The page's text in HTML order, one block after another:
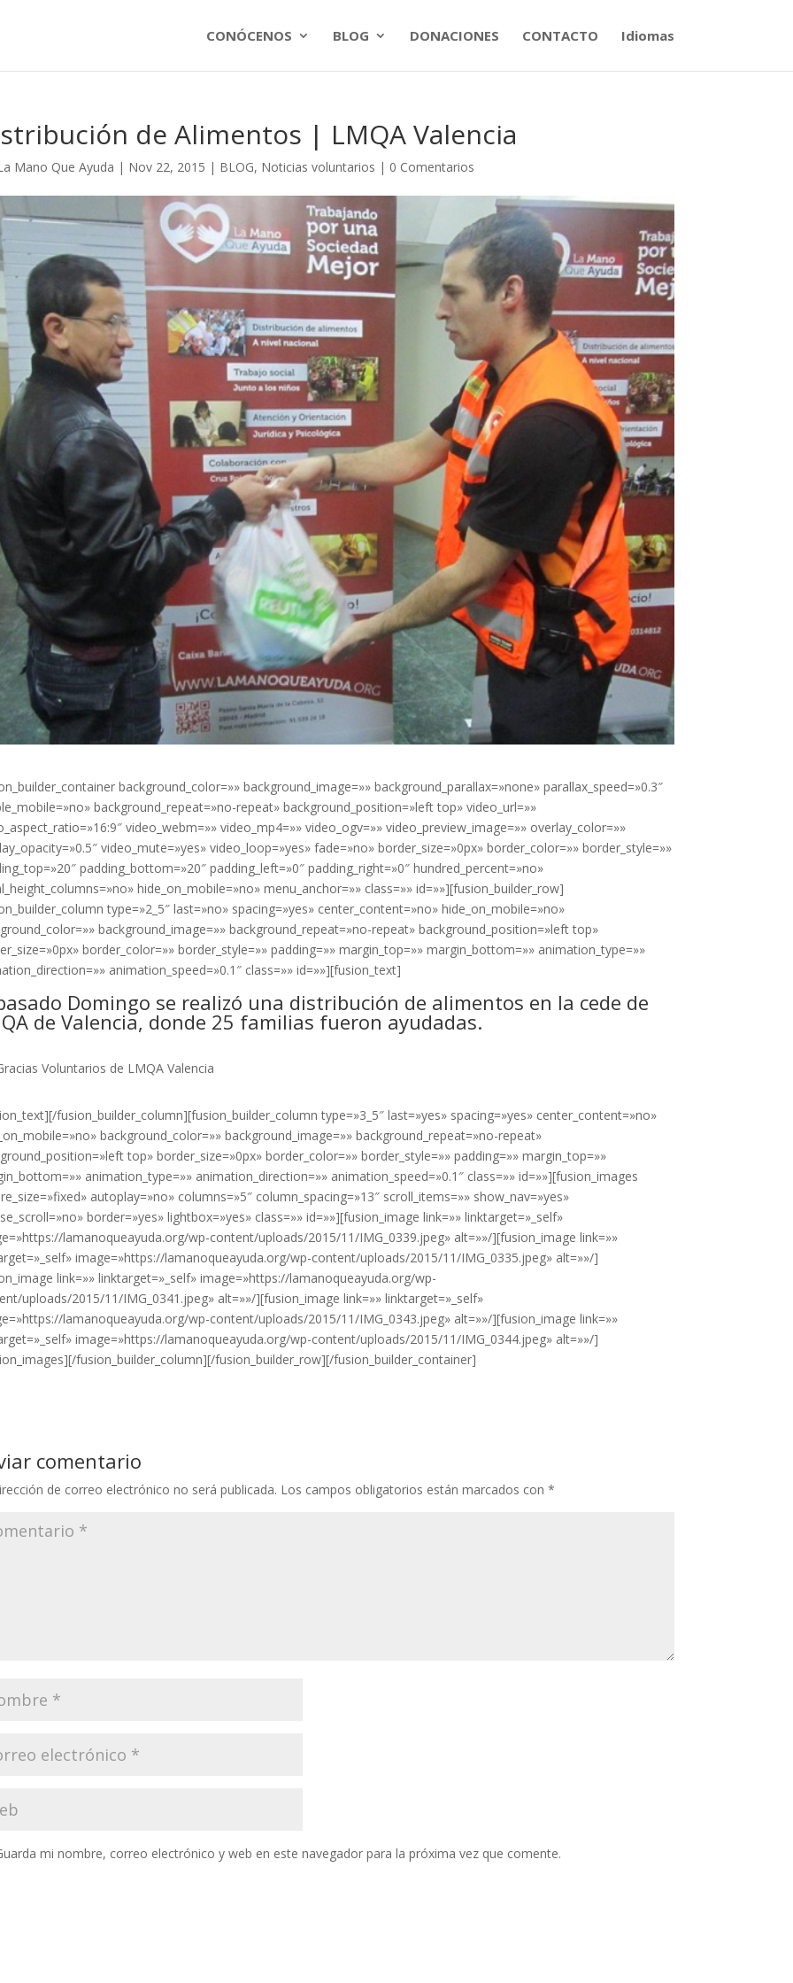
CONÓCENOS BLOG DONACIONES CONTACTO Idiomas
de Alimentos | LMQA Valencia
Mano Que Ayuda | Nov 22, 2015 | BLOG, Noticias voluntarios | 0 Comentarios
background_color=»» background_image=»» background_parallax=»none» parallax_speed=»0.3″
background_repeat=»no-repeat» background_position=»left top» video_url=»»
video_webm=»» video_mp4=»» video_ogv=»» video_preview_image=»» overlay_color=»»
video_mute=»yes» video_loop=»yes» fade=»no» border_size=»0px» border_color=»» border_style=»»
padding_bottom=»20″ padding_left=»0″ padding_right=»0″ hundred_percent=»no»
hide_on_mobile=»no» menu_anchor=»» class=»» id=»»][fusion_builder_row]
type=»2_5″ last=»no» spacing=»yes» center_content=»no» hide_on_mobile=»no»
background_image=»» background_repeat=»no-repeat» background_position=»left top»
border_color=»» border_style=»» padding=»» margin_top=»» margin_bottom=»» animation_type=»»
animation_speed=»0.1″ class=»» id=»»][fusion_text]
Domingo se realizó una distribución de alimentos en la cede de
de Valencia, donde 25 familias fueron ayudadas.
Voluntarios de LMQA Valencia
fusion_builder_column][fusion_builder_column type=»3_5″ last=»yes» spacing=»yes» center_content=»no»
background_color=»» background_image=»» background_repeat=»no-repeat»
top» border_size=»0px» border_color=»» border_style=»» padding=»» margin_top=»»
animation_type=»» animation_direction=»» animation_speed=»0.1″ class=»» id=»»][fusion_images
autoplay=»no» columns=»5″ column_spacing=»13″ scroll_items=»» show_nav=»yes»
border=»yes» lightbox=»yes» class=»» id=»»][fusion_image link=»» linktarget=»_self»
lamanoqueayuda.org/wp-content/uploads/2015/11/IMG_0339.jpeg» alt=»»/][fusion_image link=»»
image=»https://lamanoqueayuda.org/wp-content/uploads/2015/11/IMG_0335.jpeg» alt=»»/]
link=»» linktarget=»_self» image=»https://lamanoqueayuda.org/wp-
uploads/2015/11/IMG_0341.jpeg» alt=»»/][fusion_image link=»» linktarget=»_self»
lamanoqueayuda.org/wp-content/uploads/2015/11/IMG_0343.jpeg» alt=»»/][fusion_image link=»»
image=»https://lamanoqueayuda.org/wp-content/uploads/2015/11/IMG_0344.jpeg» alt=»»/]
fusion_builder_column][/fusion_builder_row][/fusion_builder_container]
comentario
de correo electrónico no será publicada. Los campos obligatorios están marcados con *
mi nombre, correo electrónico y web en este navegador para la próxima vez que comente.